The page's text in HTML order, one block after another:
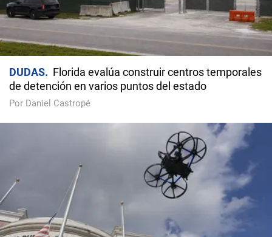
DUDAS
Florida evalúa construir centros temporales
de detención en varios puntos del estado
Por Daniel Castropé